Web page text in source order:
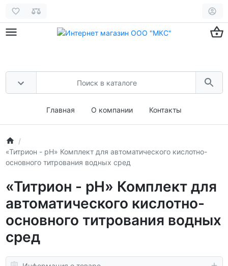
Главная О компании Контакты
«Титрион - рН» Комплект для автоматического кислотно-
основного титрования водных сред
«Титрион - рН» Комплект для
автоматического кислотно-
основного титрования водных
сред